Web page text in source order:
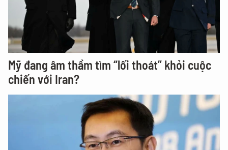
Mỹ đang âm thầm tìm “lối thoát” khỏi cuộc
chiến với Iran?